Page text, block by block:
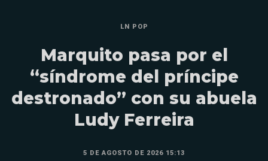
LN POP
Marquito pasa por el
“síndrome del príncipe
destronado” con su abuela
Ludy Ferreira
5 DE AGOSTO DE 2026 15:13